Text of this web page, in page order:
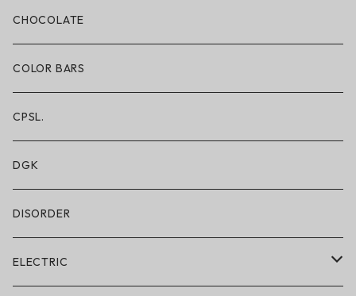
ボクサーブリーフ/ロング丈
ショートパンツ/2 IN 1
レギンス/フルレングス10分丈
水着/スイムウェア
CHOCOLATE
COLOR BARS
CPSL.
DGK
DISORDER
ELECTRIC